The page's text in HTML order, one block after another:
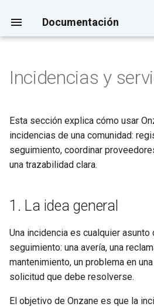
Documentación
I
i
l
a
n
Checklist de implantación en
Alta de comunidad, viviendas
y usuarios
Roles y permisos
Cómo presentar Onzane a una
Cuenta, equipo y permisos
Propiedades y residentes
Documentos
Contabilidad
variables y remesas
Pagos a proveedores
Informes
Control de acceso y
Incidencias y
Esta sección explica cómo usar
incidencias de una comunidad:
seguimiento, coordinar
una trazabilidad clara.
1. La idea general
Una incidencia es cualquier asunto
seguimiento: una avería, una
mantenimiento, un problema en
solicitud que debe resolverse.
El objetivo de Onzane es que la